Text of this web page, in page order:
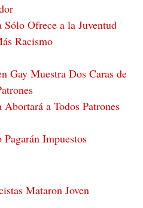
Ofrece a la Juventud
Racismo
Gay Muestra Dos Caras de
a Todos Patrones
Impuestos
Mataron Joven